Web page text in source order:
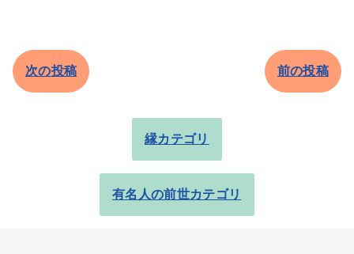
次の投稿 前の投稿
縁カテゴリ
有名人の前世カテゴリ